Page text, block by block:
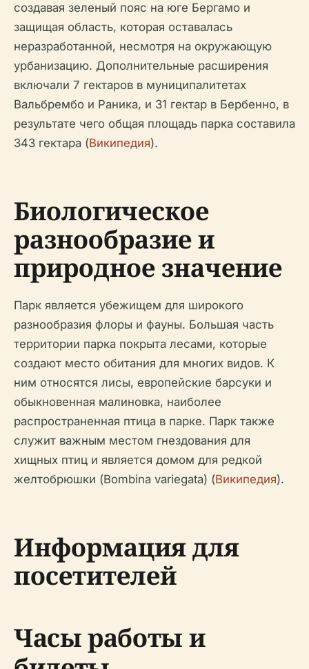
создавая зеленый пояс на юге Бергамо и
защищая область, которая оставалась
неразработанной, несмотря на окружающую
урбанизацию. Дополнительные расширения
включали 7 гектаров в муниципалитетах
Вальбрембо и Раника, и 31 гектар в Бербенно, в
результате чего общая площадь парка составила
343 гектара (Википедия).
Биологическое
разнообразие и
природное значение
Парк является убежищем для широкого
разнообразия флоры и фауны. Большая часть
территории парка покрыта лесами, которые
создают место обитания для многих видов. К
ним относятся лисы, европейские барсуки и
обыкновенная малиновка, наиболее
распространенная птица в парке. Парк также
служит важным местом гнездования для
хищных птиц и является домом для редкой
желтобрюшки (Bombina variegata) (Википедия).
Информация для
посетителей
Часы работы и